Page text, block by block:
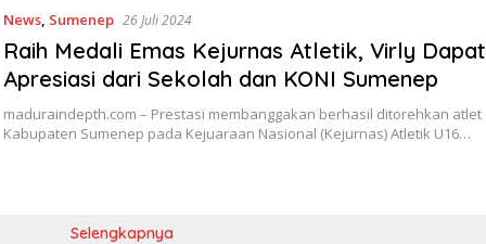
News, Sumenep 26 Juli 2024
Raih Medali Emas Kejurnas Atletik, Virly Dapat
Apresiasi dari Sekolah dan KONI Sumenep
maduraindepth.com – Prestasi membanggakan berhasil ditorehkan atlet
Kabupaten Sumenep pada Kejuaraan Nasional (Kejurnas) Atletik U16…
Selengkapnya